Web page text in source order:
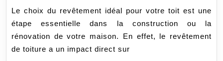
le
revêtement
idéal
pour
Le choix du revêtement idéal pour votre toit est une
étape essentielle dans la construction ou la
rénovation de votre maison. En effet, le revêtement
de toiture a un impact direct sur